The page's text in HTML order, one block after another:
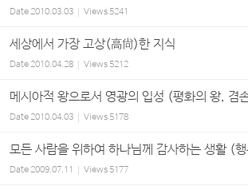
Date2010.03.03 Views 5241
세상에서 가장 고상(高尙)한 지식
Date2010.04.28 Views 5212
메시아적 왕으로서 영광의 입성 (평화의 왕, 겸
Date2010.04.03 Views 5178
모든 사람을 위하여 하나님께 감사하는 생활 (
Date2009.07.11 Views 5177